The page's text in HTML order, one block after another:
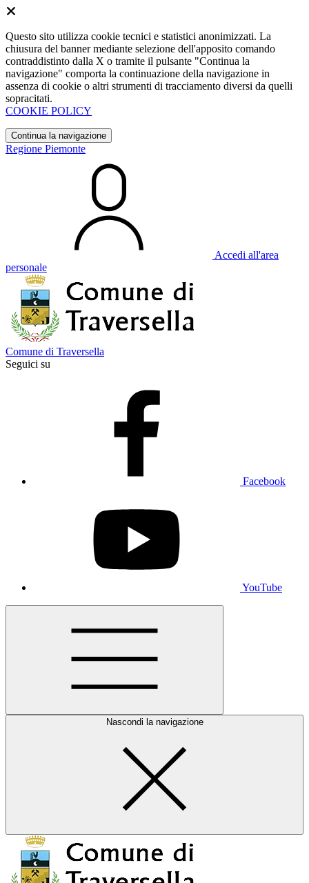
Questo sito utilizza cookie tecnici e statistici anonimizzati. La
chiusura del banner mediante selezione dell'apposito comando
contraddistinto dalla X o tramite il pulsante "Continua la
navigazione" comporta la continuazione della navigazione in
assenza di cookie o altri strumenti di tracciamento diversi da quelli
sopracitati.
COOKIE POLICY
Continua la navigazione
Regione Piemonte
Accedi all'area
personale
Comune di Traversella
Seguici su
Facebook
YouTube
Nascondi la navigazione